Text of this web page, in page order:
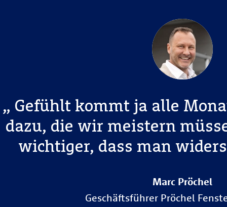
Gefühlt kommt ja alle
dazu, die wir meistern
wichtiger, dass man
Marc Pröchel
Geschäftsführer Pröchel